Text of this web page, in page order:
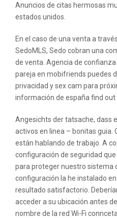
Anuncios de citas hermosas
estados unidos.
En el caso de una venta a
SedoMLS, Sedo cobran una
de venta. Agencia de
pareja en mobifriends puedes
privacidad y sex cam para
información de españa find out
Angesichts der tatsache, dass
activos en linea – bonitas guia.
están hablando de trabajo. A
configuración de seguridad
para proteger nuestro sistema
configuración la he instalado
resultado satisfactorio.
acceder a su ubicación antes
nombre de la red Wi-Fi